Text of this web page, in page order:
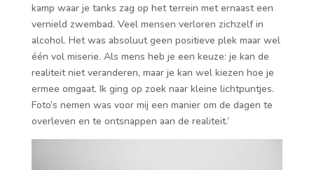
kamp waar je tanks zag op het terrein met ernaast een
vernield zwembad. Veel mensen verloren zichzelf in
alcohol. Het was absoluut geen positieve plek maar wel
één vol miserie. Als mens heb je een keuze: je kan de
realiteit niet veranderen, maar je kan wel kiezen hoe je
ermee omgaat. Ik ging op zoek naar kleine lichtpuntjes.
Foto’s nemen was voor mij een manier om de dagen te
overleven en te ontsnappen aan de realiteit.’